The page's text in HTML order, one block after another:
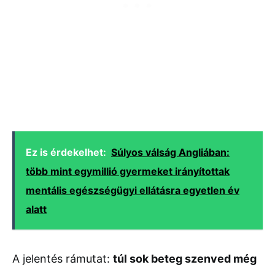
Ez is érdekelhet: Súlyos válság Angliában:
több mint egymillió gyermeket irányítottak
mentális egészségügyi ellátásra egyetlen év
alatt
A jelentés rámutat: túl sok betegszenved még